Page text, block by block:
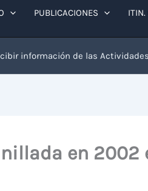
PUBLICACIONES ITIN.
información de las
en 2002